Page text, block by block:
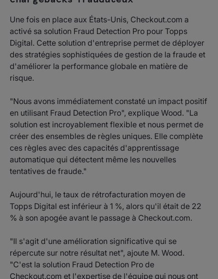
Une fois en place aux États-Unis, Checkout.com a
activé sa solution Fraud Detection Pro pour Topps
Digital. Cette solution d'entreprise permet de déployer
des stratégies sophistiquées de gestion de la fraude et
d'améliorer la performance globale en matière de
risque.
"Nous avons immédiatement constaté un impact positif
en utilisant Fraud Detection Pro", explique Wood. "La
solution est incroyablement flexible et nous permet de
créer des ensembles de règles uniques. Elle complète
ces règles avec des capacités d'apprentissage
automatique qui détectent même les nouvelles
tentatives de fraude."
Aujourd'hui, le taux de rétrofacturation moyen de
Topps Digital est inférieur à 1 %, alors qu'il était de 22
% à son apogée avant le passage à Checkout.com.
"Il s'agit d'une amélioration significative qui se
répercute sur notre résultat net", ajoute M. Wood.
"C'est la solution Fraud Detection Pro de
Checkout.com et l'expertise de l'équipe qui nous ont